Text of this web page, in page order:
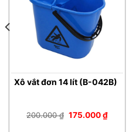
Xô vắt đơn 14 lít (B-042B)
200.000₫ Giá
175.000₫Giá
hiện